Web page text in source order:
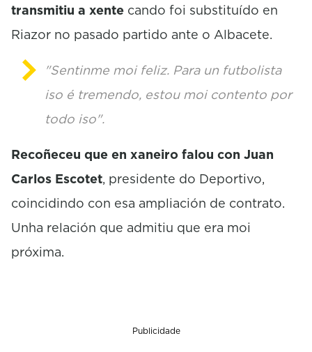
transmitiu a xente cando foi substituído en
Riazor no pasado partido ante o Albacete.
"Sentinme moi feliz. Para un futbolista
iso é tremendo, estou moi contento por
todo iso".
Recoñeceu que en xaneiro falou con Juan
Carlos Escotet, presidente do Deportivo,
coincidindo con esa ampliación de contrato.
Unha relación que admitiu que era moi
próxima.
Publicidade